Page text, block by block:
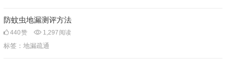
防蚊虫地漏测评方法
440赞 1,297 阅读
标签： 地漏疏通